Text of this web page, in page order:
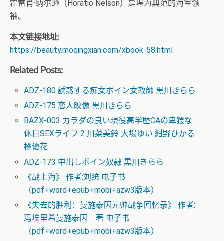
霍雷肖·纳尔逊（Horatio Nelson）是堪为典范的海军领
袖。
本文链接地址:
https://beauty.moqingxian.com/xbook-58.html
Related Posts:
ADZ-180 誘惑する痴女ボイン女教師 黒川きらら
ADZ-175 恋人映像 黒川きらら
BAZX-003 カラダの良い現役高学歴CAの卑猥な
休日SEXライフ 2 川菜美鈴 大場ゆい 紺野ひかる
橘優花
ADZ-173 中出しボイン奴隷 黒川きらら
《战上海》 作者:刘统 电子书
（pdf+word+epub+mobi+azw3版本）
《失去的胜利：曼施泰因元帅战争回忆录》 作者:
冯埃里希曼施泰因 著 电子书
（pdf+word+epub+mobi+azw3版本）